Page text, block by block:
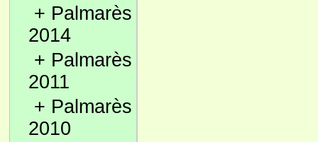
+ Palmarès
2014
+ Palmarès
2011
+ Palmarès
2010